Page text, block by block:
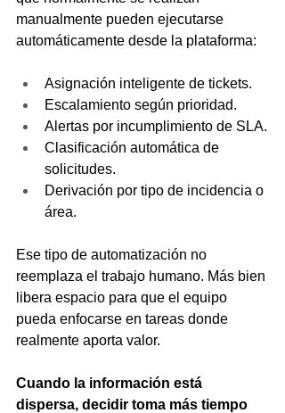
manualmente pueden ejecutarse
automáticamente desde la plataforma:
Asignación inteligente de tickets.
Escalamiento según prioridad.
Alertas por incumplimiento de SLA.
Clasificación automática de
solicitudes.
Derivación por tipo de incidencia o
área.
Ese tipo de automatización no
reemplaza el trabajo humano. Más bien
libera espacio para que el equipo
pueda enfocarse en tareas donde
realmente aporta valor.
Cuando la información está
dispersa, decidir toma más tiempo